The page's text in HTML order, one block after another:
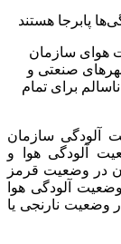
هوای سازمان
صنعتی و
برای تمام
آلودگی سازمان
آلودگی هوا و
در وضعیت قرمز
آلودگی هوا
وضعیت نارنجی یا